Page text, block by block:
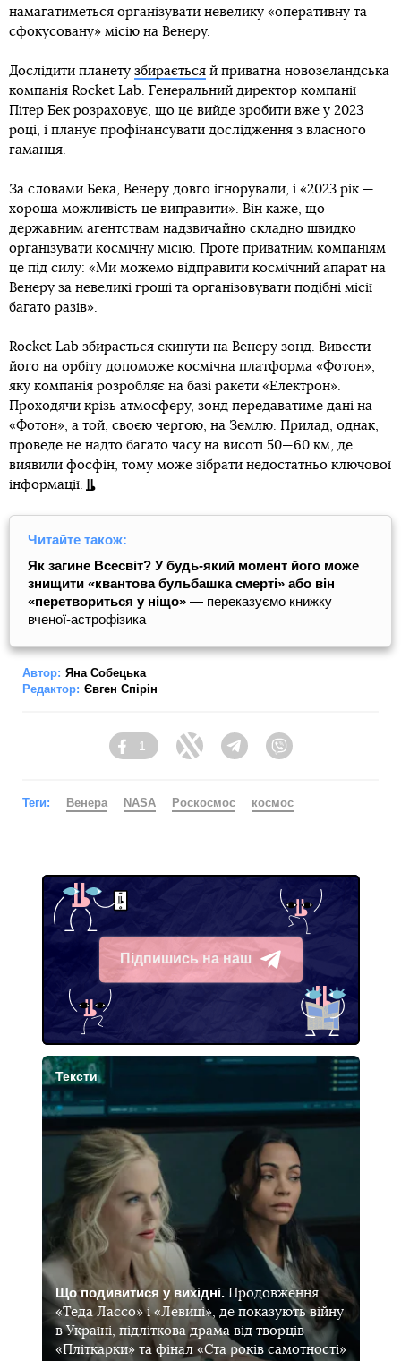
намагатиметься організувати невелику «оперативну та
сфокусовану» місію на Венеру.
Дослідити планету збирається й приватна новозеландська
компанія Rocket Lab. Генеральний директор компанії
Пітер Бек розраховує, що це вийде зробити вже у 2023
році, і планує профінансувати дослідження з власного
гаманця.
За словами Бека, Венеру довго ігнорували, і «2023 рік —
хороша можливість це виправити». Він каже, що
державним агентствам надзвичайно складно швидко
організувати космічну місію. Проте приватним компаніям
це під силу: «Ми можемо відправити космічний апарат на
Венеру за невеликі гроші та організовувати подібні місії
багато разів».
Rocket Lab збирається скинути на Венеру зонд. Вивести
його на орбіту допоможе космічна платформа «Фотон»,
яку компанія розробляє на базі ракети «Електрон».
Проходячи крізь атмосферу, зонд передаватиме дані на
«Фотон», а той, своєю чергою, на Землю. Прилад, однак,
проведе не надто багато часу на висоті 50—60 км, де
виявили фосфін, тому може зібрати недостатньо ключової
інформації.
Читайте також:
Як загине Всесвіт? У будь-який момент його може
знищити «квантова бульбашка смерті» або він
«перетвориться у ніщо» — переказуємо книжку
вченої-астрофізика
Автор: Яна Собецька
Редактор: Євген Спірін
Facebook
1
Twitter TelegramViber
Теги: Венера NASA Роскосмос космос
Підпишись на наш
Telegram
Тексти
Що подивитися у вихідні. Продовження
«Теда Лассо» і «Левиці», де показують війну
в Україні, підліткова драма від творців
«Пліткарки» та фінал «Ста років самотності»